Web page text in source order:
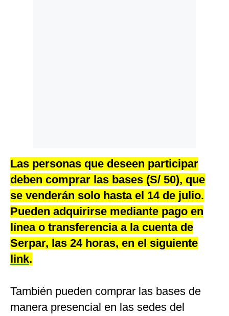
Las personas que deseen participar
deben comprar las bases (S/ 50), que
se venderán solo hasta el 14 de julio.
Pueden adquirirse mediante pago en
línea o transferencia a la cuenta de
Serpar, las 24 horas, en el siguiente
link.
También pueden comprar las bases de
manera presencial en las sedes del